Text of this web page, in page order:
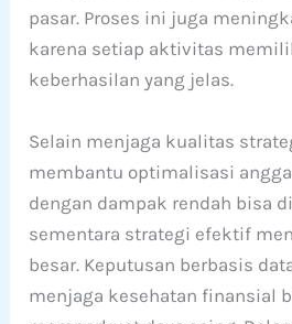
pasar. Proses ini juga
karena setiap aktivitas
keberhasilan yang jelas.
Selain menjaga kualitas
membantu optimalisasi
dengan dampak rendah bisa
sementara strategi efektif
besar. Keputusan berbasis
menjaga kesehatan finansial